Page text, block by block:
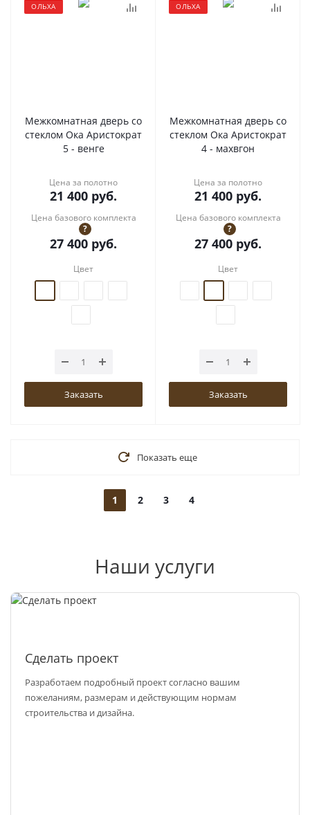
ОЛЬХА
Межкомнатная дверь со
стеклом Ока Аристократ
5 - венге
Цена за полотно
21 400 руб.
Цена базового комплекта
?
27 400 руб.
Цвет
Заказать
ОЛЬХА
Межкомнатная дверь со
стеклом Ока Аристократ
4 - махвгон
Цена за полотно
21 400 руб.
Цена базового комплекта
?
27 400 руб.
Цвет
Заказать
Показать еще
1 2 3 4
Наши услуги
Сделать проект
Разработаем подробный проект согласно вашим
пожеланиям, размерам и действующим нормам
строительства и дизайна.